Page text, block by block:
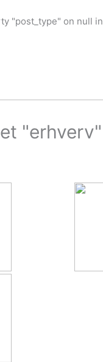
"post_type" on null in
"erhverv"